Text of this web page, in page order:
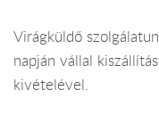
Virágküldő
napján vállal
kivételével.